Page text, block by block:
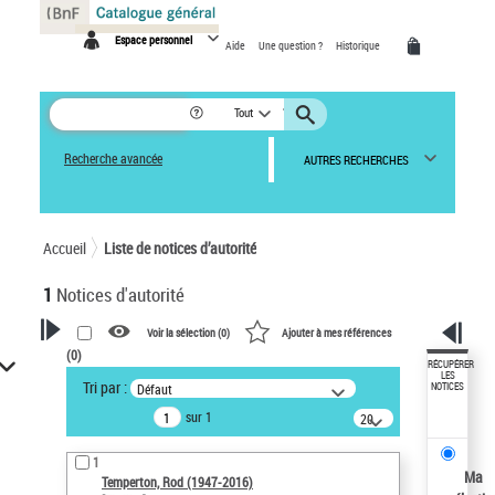
Espace personnel Aide Une question ? Historique
Tout
Recherche avancée AUTRES RECHERCHES
Accueil Liste de notices d’autorité
1 Notices d'autorité
VOTRE RECHERCHE
Recherche avancée dans les
notices d’autorité
Œuvres liées à l'auteur :
Temperton, Rod (1947-2016)
Voir la sélection (0) Ajouter à mes références
(0)
Tri par : Défaut
sur 1
20
résultats/page
1
Temperton, Rod (1947-2016)
RÉCUPÉRER
LES
NOTICES
Ma
Panneau de gestion des cookies